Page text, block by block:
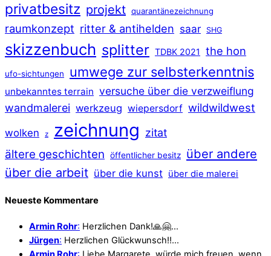
privatbesitz projekt quarantänezeichnung
raumkonzept ritter & antihelden saar SHG
skizzenbuch splitter TDBK 2021 the hon
ufo-sichtungen umwege zur selbsterkenntnis
unbekanntes terrain versuche über die verzweiflung
wandmalerei werkzeug wiepersdorf wildwildwest
wolken z zeichnung zitat
ältere geschichten öffentlicher besitz über andere
über die arbeit über die kunst über die malerei
Neueste Kommentare
Armin Rohr: Herzlichen Dank!🙏🤗…
Jürgen: Herzlichen Glückwunsch!!…